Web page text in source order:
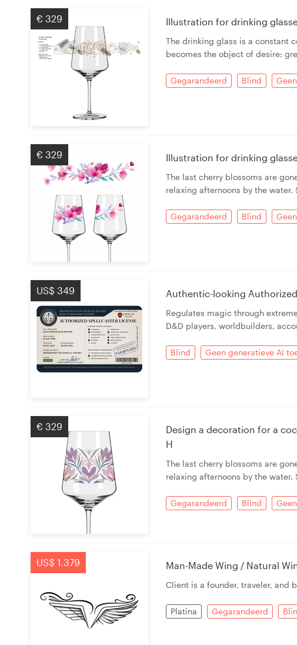
€ 329 Illustration for drinking
The drinking glass is a constant
becomes the object of desire:
Gegarandeerd Blind
€ 329 Illustration for drinking
The last cherry blossoms are
relaxing afternoons by the water.
Gegarandeerd Blind
US$ 349 Authentic-looking
Regulates magic through
D&D players, worldbuilders,
Blind Geen generatieve AI
€ 329
Design a decoration for a
H
The last cherry blossoms are
relaxing afternoons by the water.
Gegarandeerd Blind
US$ 1.379 Man-Made Wing / Natural
Client is a founder, traveler, and
Platina Gegarandeerd